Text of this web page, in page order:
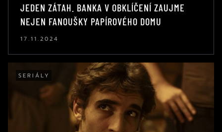
JEDEN ZÁTAH. BANKA V OBKLÍČENÍ ZAUJME
NEJEN FANOUŠKY PAPÍROVÉHO DOMU
17.11.2024
SERIÁLY